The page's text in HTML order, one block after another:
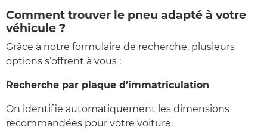
Comment trouver le pneu adapté à votre
véhicule ?
Grâce à notre formulaire de recherche, plusieurs
options s’offrent à vous :
Recherche par plaque d’immatriculation
On identifie automatiquement les dimensions
recommandées pour votre voiture.